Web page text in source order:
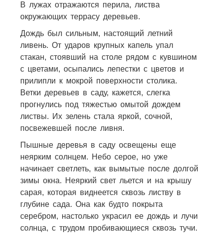
В лужах отражаются перила, листва
окружающих террасу деревьев.
Дождь был сильным, настоящий летний
ливень. От ударов крупных капель упал
стакан, стоявший на столе рядом с кувшином
с цветами, осыпались лепестки с цветов и
прилипли к мокрой поверхности столика.
Ветки деревьев в саду, кажется, слегка
прогнулись под тяжестью омытой дождем
листвы. Их зелень стала яркой, сочной,
посвежевшей после ливня.
Пышные деревья в саду освещены еще
неярким солнцем. Небо серое, но уже
начинает светлеть, как вымытые после долгой
зимы окна. Неяркий свет льется и на крышу
сарая, которая виднеется сквозь листву в
глубине сада. Она как будто покрыта
серебром, настолько украсил ее дождь и лучи
солнца, с трудом пробивающиеся сквозь тучи.